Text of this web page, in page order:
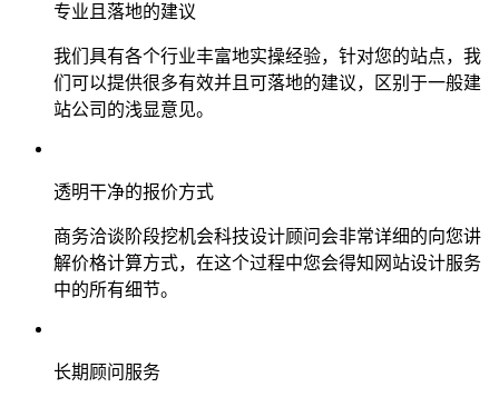
专业且落地的建议
我们具有各个行业丰富地实操经验，针对您的站点，我
们可以提供很多有效并且可落地的建议，区别于一般建
站公司的浅显意见。
透明干净的报价方式
商务洽谈阶段挖机会科技设计顾问会非常详细的向您讲
解价格计算方式，在这个过程中您会得知网站设计服务
中的所有细节。
长期顾问服务